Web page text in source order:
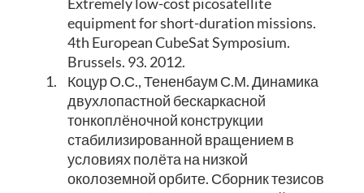
equipment for short-duration missions.
4th European CubeSat Symposium.
Brussels. 93. 2012.
1.
Коцур О.С., Тененбаум С.М. Динамика
двухлопастной бескаркасной
тонкоплёночной конструкции
стабилизированной вращением в
условиях полёта на низкой
околоземной орбите. Сборник тезисов